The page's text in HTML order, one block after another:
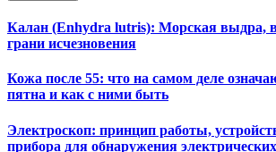
Калан (Enhydra lutris): Морская выдра,
грани исчезновения
Кожа после 55: что на самом деле
пятна и как с ними быть
Электроскоп: принцип работы,
прибора для обнаружения